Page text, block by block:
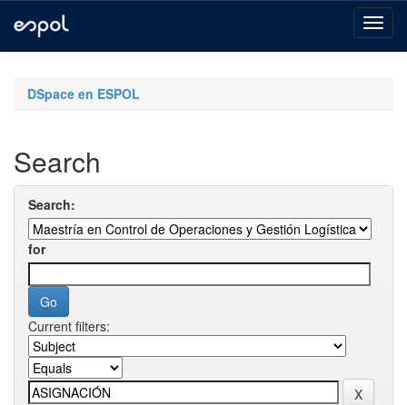
navigationDSpace en ESPOL
Search
Search:
for
Current filters: